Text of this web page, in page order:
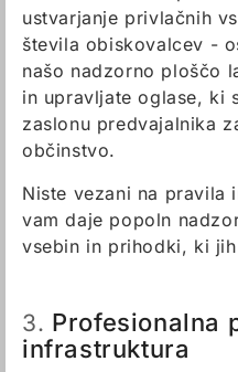
ustvarjanje privlačnih
števila obiskovalcev -
našo nadzorno ploščo
in upravljate oglase, ki
zaslonu predvajalnika
občinstvo.
Niste vezani na pravila
vam daje popoln
vsebin in prihodki, ki
3. Profesionalna
infrastruktura